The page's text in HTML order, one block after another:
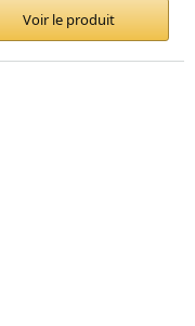
Voir le produit